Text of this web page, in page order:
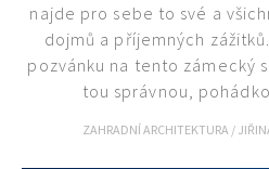
najde pro sebe to své a
dojmů a příjemných
pozvánku na tento zámecký
tou správnou,
ZAHRADNÍ ARCHITEKTURA /